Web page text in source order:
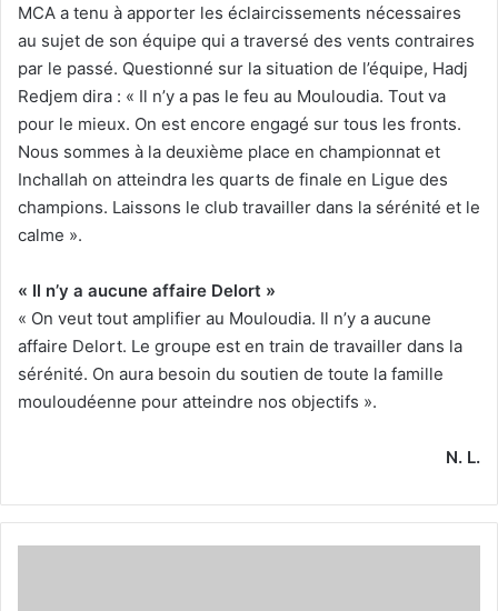
MCA a tenu à apporter les éclaircissements nécessaires
au sujet de son équipe qui a traversé des vents contraires
par le passé. Questionné sur la situation de l’équipe, Hadj
Redjem dira : « Il n’y a pas le feu au Mouloudia. Tout va
pour le mieux. On est encore engagé sur tous les fronts.
Nous sommes à la deuxième place en championnat et
Inchallah on atteindra les quarts de finale en Ligue des
champions. Laissons le club travailler dans la sérénité et le
calme ».
« Il n’y a aucune affaire Delort »
« On veut tout amplifier au Mouloudia. Il n’y a aucune
affaire Delort. Le groupe est en train de travailler dans la
sérénité. On aura besoin du soutien de toute la famille
mouloudéenne pour atteindre nos objectifs ».
N. L.